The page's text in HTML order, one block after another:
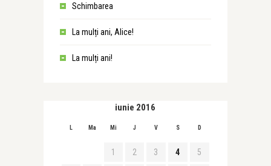
Schimbarea
La mulți ani, Alice!
La mulți ani!
iunie 2016
L Ma Mi J V S D
1 2 3 4 5